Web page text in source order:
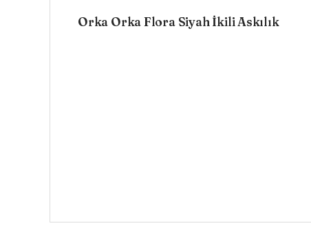
Orka Orka Flora Siyah İkili Askılık